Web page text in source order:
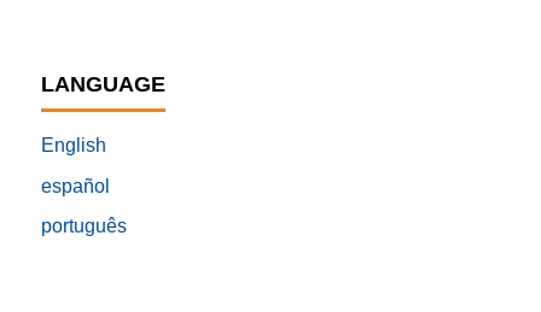
LANGUAGE
English
español
português